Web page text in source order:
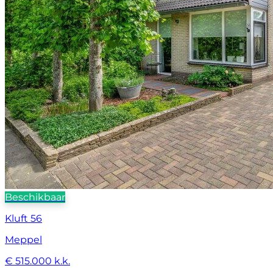
Beschikbaar
Kluft 56
Meppel
€ 515.000 k.k.